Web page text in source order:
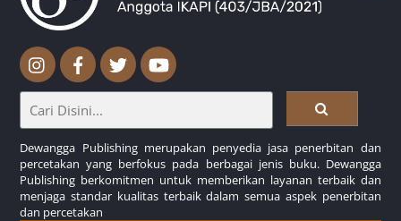
Dewangga Publishing merupakan penyedia jasa penerbitan dan
percetakan yang berfokus pada berbagai jenis buku. Dewangga
Publishing berkomitmen untuk memberikan layanan terbaik dan
menjaga standar kualitas terbaik dalam semua aspek penerbitan
dan percetakan